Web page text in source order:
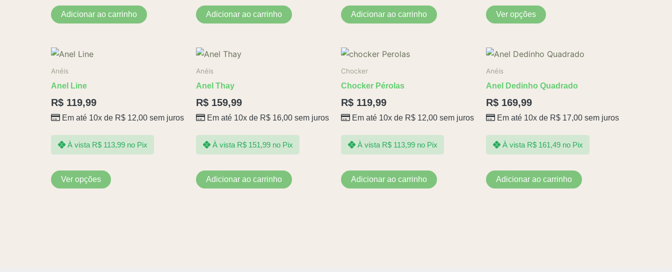
Adicionar ao carrinho Adicionar ao carrinho Adicionar ao carrinho Ver opções
na
produto
Anéis
Anel Line
R$ 119,99
Em até 10x de R$ 12,00 sem juros
À vista R$113,99 no Pix
Ver opções
As
podem
ser
na
Anéis
Anel Thay
R$ 159,99
Em até 10x de R$ 16,00 sem juros
À vista R$151,99 no Pix
Adicionar ao carrinho
Chocker
Chocker Pérolas
R$ 119,99
Em até 10x de R$ 12,00 sem juros
À vista R$113,99 no Pix
Adicionar ao carrinho
Anéis
Anel Dedinho Quadrado
R$ 169,99
Em até 10x de R$ 17,00 sem juros
À vista R$161,49 no Pix
Adicionar ao carrinho